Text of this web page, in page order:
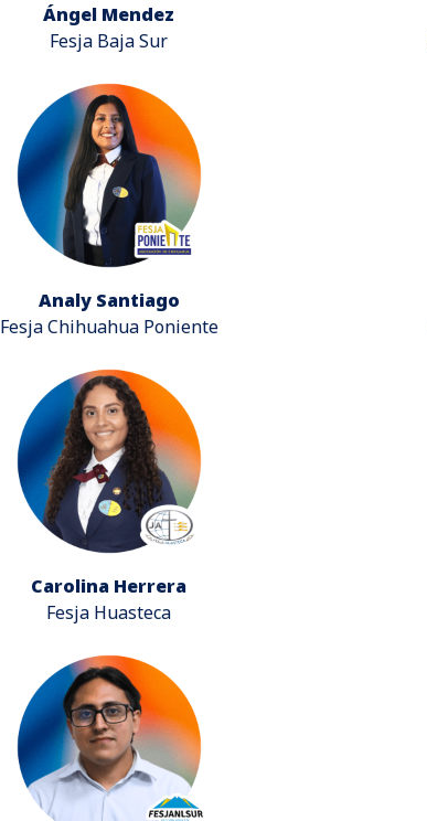
Ángel Mendez
Fesja Baja Sur
Analy Santiago
Fesja Chihuahua Poniente
Carolina Herrera
Fesja Huasteca